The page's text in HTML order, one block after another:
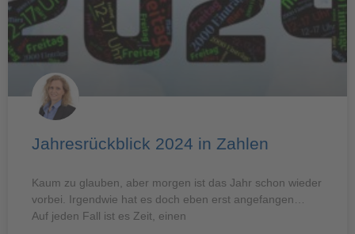
Jahresrückblick 2024 in Zahlen
Kaum zu glauben, aber morgen ist das Jahr schon wieder
vorbei. Irgendwie hat es doch eben erst angefangen…
Auf jeden Fall ist es Zeit, einen